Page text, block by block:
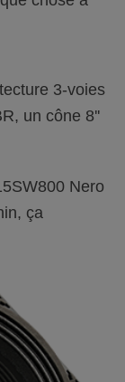
3-voies
un cône 8''
Nero
ça